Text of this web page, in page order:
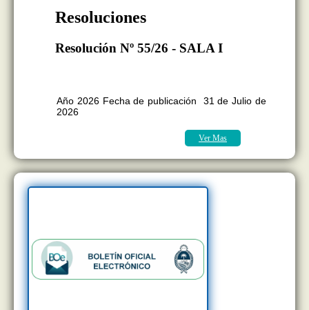
Resoluciones
Resolución Nº 55/26 - SALA I
Año 2026 Fecha de publicación 31 de Julio de
2026
Ver Mas